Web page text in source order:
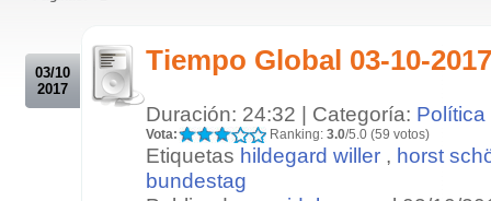
03/10
2017
Tiempo Global 03-10-
Duración: 24:32 | Categoría: Política
Vota: Ranking: 3.0/5.0 (59 votos)
Etiquetas hildegard willer , horst
bundestag